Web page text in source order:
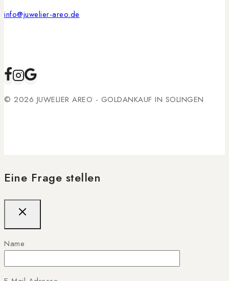
info@juwelier-areo.de
© 2026 JUWELIER AREO - GOLDANKAUF IN SOLINGEN
Eine Frage stellen
Name